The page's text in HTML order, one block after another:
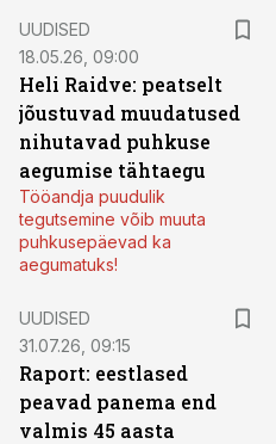
UUDISED
18.05.26, 09:00
Heli Raidve: peatselt
jõustuvad muudatused
nihutavad puhkuse
aegumise tähtaegu
Tööandja puudulik
tegutsemine võib muuta
puhkusepäevad ka
aegumatuks!
UUDISED
31.07.26, 09:15
Raport: eestlased
peavad panema end
valmis 45 aasta